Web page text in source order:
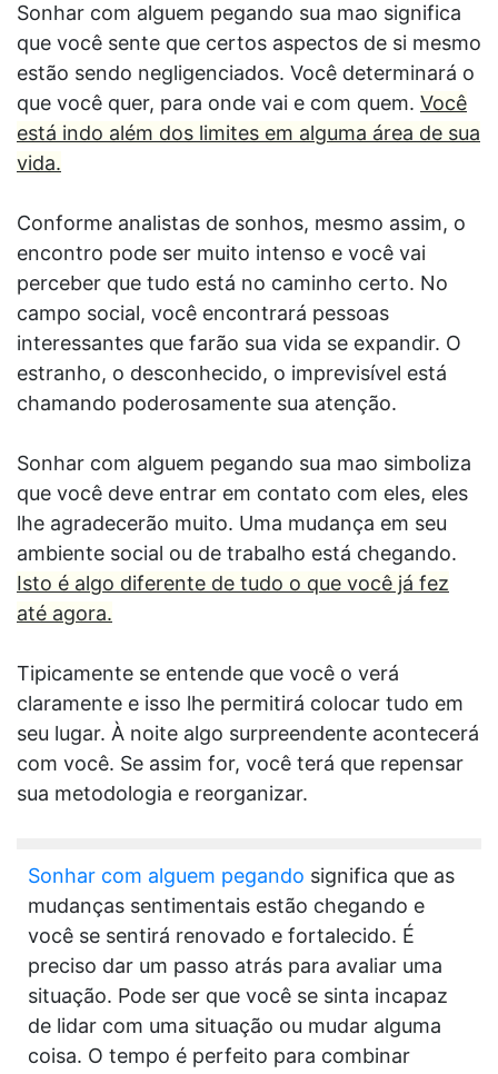
Sonhar com alguem pegando sua mao significa
que você sente que certos aspectos de si mesmo
estão sendo negligenciados. Você determinará o
que você quer, para onde vai e com quem. Você
está indo além dos limites em alguma área de sua
vida.
Conforme analistas de sonhos, mesmo assim, o
encontro pode ser muito intenso e você vai
perceber que tudo está no caminho certo. No
campo social, você encontrará pessoas
interessantes que farão sua vida se expandir. O
estranho, o desconhecido, o imprevisível está
chamando poderosamente sua atenção.
Sonhar com alguem pegando sua mao simboliza
que você deve entrar em contato com eles, eles
lhe agradecerão muito. Uma mudança em seu
ambiente social ou de trabalho está chegando.
Isto é algo diferente de tudo o que você já fez
até agora.
Tipicamente se entende que você o verá
claramente e isso lhe permitirá colocar tudo em
seu lugar. À noite algo surpreendente acontecerá
com você. Se assim for, você terá que repensar
sua metodologia e reorganizar.
Sonhar com alguem pegando significa que as
mudanças sentimentais estão chegando e
você se sentirá renovado e fortalecido. É
preciso dar um passo atrás para avaliar uma
situação. Pode ser que você se sinta incapaz
de lidar com uma situação ou mudar alguma
coisa. O tempo é perfeito para combinar